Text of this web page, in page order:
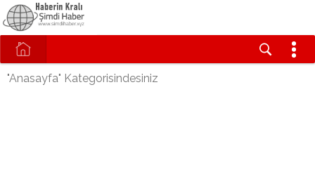
"Anasayfa" Kategorisindesiniz